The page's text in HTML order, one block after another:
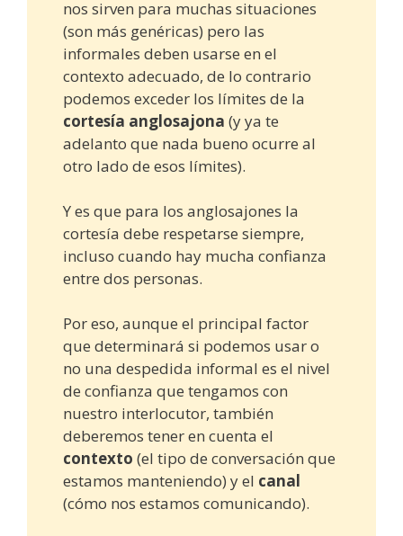
nos sirven para muchas situaciones
(son más genéricas) pero las
informales deben usarse en el
contexto adecuado, de lo contrario
podemos exceder los límites de la
cortesía anglosajona (y ya te
adelanto que nada bueno ocurre al
otro lado de esos límites).
Y es que para los anglosajones la
cortesía debe respetarse siempre,
incluso cuando hay mucha confianza
entre dos personas.
Por eso, aunque el principal factor
que determinará si podemos usar o
no una despedida informal es el nivel
de confianza que tengamos con
nuestro interlocutor, también
deberemos tener en cuenta el
contexto (el tipo de conversación que
estamos manteniendo) y el canal
(cómo nos estamos comunicando).